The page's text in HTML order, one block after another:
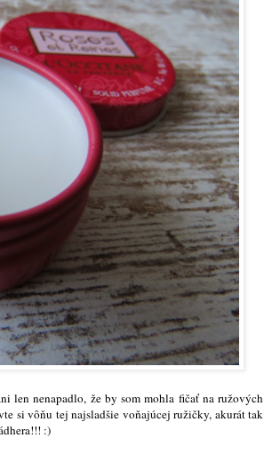
len nenapadlo, že by som mohla fičať na ružových
si vôňu tej najsladšie voňajúcej ružičky, akurát tak
:)